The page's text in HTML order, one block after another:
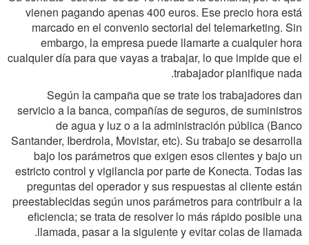
vienen pagando apenas 400 euros. Ese precio hora está
marcado en el convenio sectorial del telemarketing. Sin
embargo, la empresa puede llamarte a cualquier hora
cualquier día para que vayas a trabajar, lo que impide que el
trabajador planifique nada.
Según la campaña que se trate los trabajadores dan
servicio a la banca, compañías de seguros, de suministros
de agua y luz o a la administración pública (Banco
Santander, Iberdrola, Movistar, etc). Su trabajo se desarrolla
bajo los parámetros que exigen esos clientes y bajo un
estricto control y vigilancia por parte de Konecta. Todas las
preguntas del operador y sus respuestas al cliente están
preestablecidas según unos parámetros para contribuir a la
eficiencia; se trata de resolver lo más rápido posible una
llamada, pasar a la siguiente y evitar colas de llamada.